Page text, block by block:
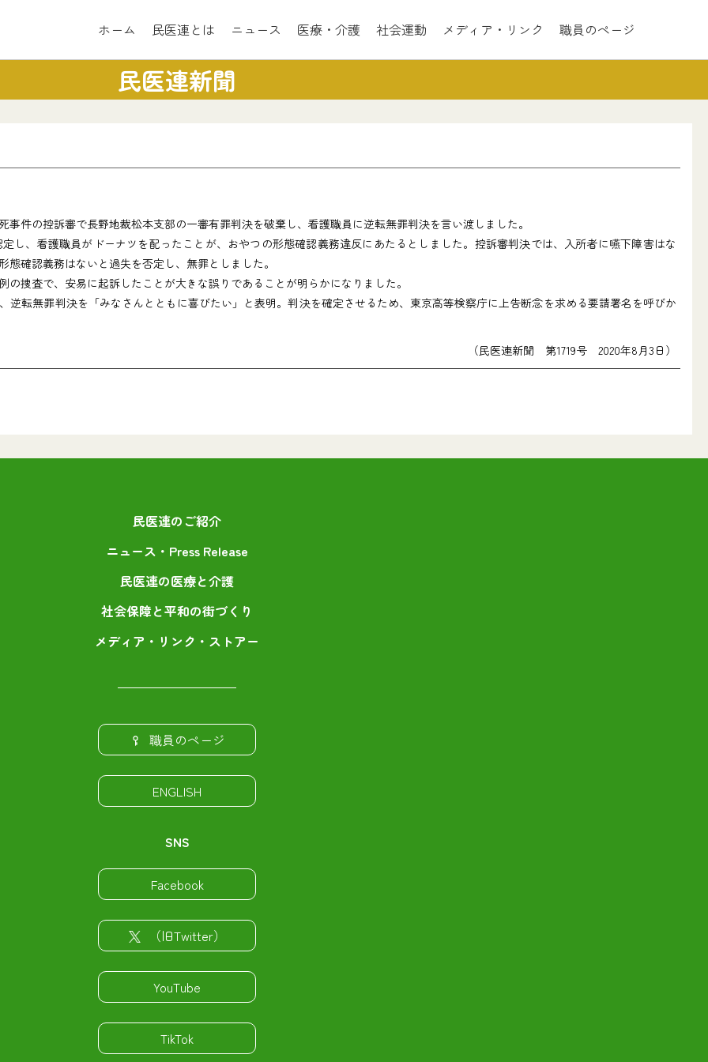
ホーム 民医連とは ニュース 医療・介護 社会運動 メディア・リンク 職員のページ
民医連新聞
件の控訴審で長野地裁松本支部の一審有罪判決を破棄し、看護職員に逆転無罪判決を言い渡しました。
し、看護職員がドーナツを配ったことが、おやつの形態確認義務違反にあたるとしました。控訴審判決では、入所者に嚥下障害はな
確認義務はないと過失を否定し、無罪としました。
捜査で、安易に起訴したことが大きな誤りであることが明らかになりました。
転無罪判決を「みなさんとともに喜びたい」と表明。判決を確定させるため、東京高等検察庁に上告断念を求める要請署名を呼びか
（民医連新聞 第1719号 2020年8月3日）
民医連のご紹介
ニュース・Press Release
民医連の医療と介護
社会保障と平和の街づくり
メディア・リンク・ストアー
職員のページ
ENGLISH
SNS
Facebook
（旧Twitter）
YouTube
TikTok